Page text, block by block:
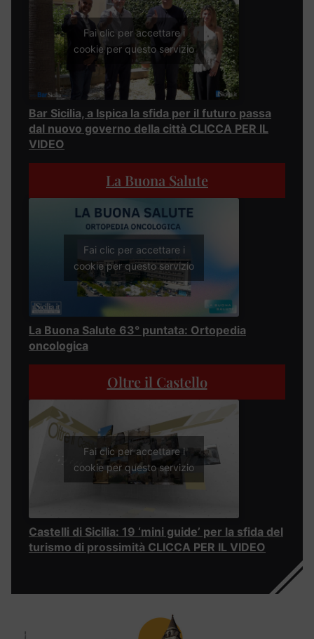
Fai clic per accettare i
cookie per questo servizio
Bar Sicilia, a Ispica la sfida per il futuro passa
dal nuovo governo della città CLICCA PER IL
VIDEO
La Buona Salute
Fai clic per accettare i
cookie per questo servizio
La Buona Salute 63° puntata: Ortopedia
oncologica
Oltre il Castello
Fai clic per accettare i
cookie per questo servizio
Castelli di Sicilia: 19 ‘mini guide’ per la sfida del
turismo di prossimità CLICCA PER IL VIDEO